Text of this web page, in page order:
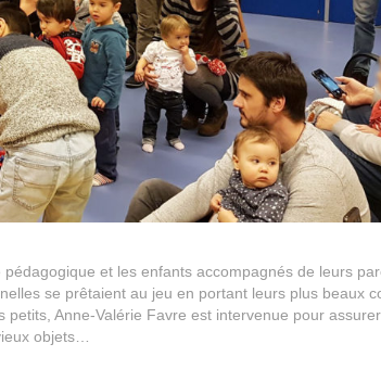
et les enfants accompagnés de leurs
se prêtaient au jeu en portant leurs plus beaux
Anne-Valérie Favre est intervenue pour
objets…